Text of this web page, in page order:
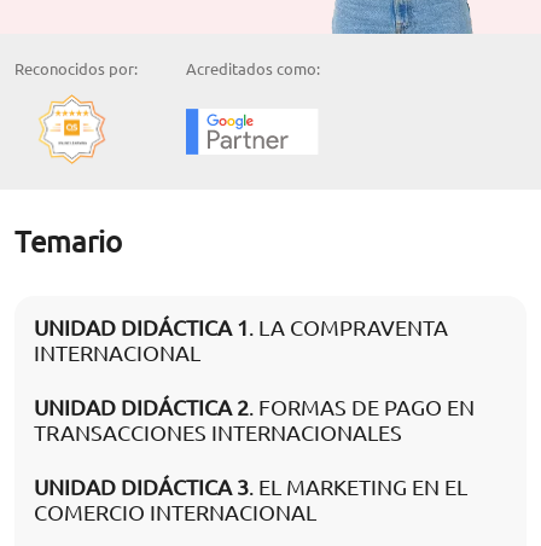
Reconocidos por: Acreditados como:
Temario
UNIDAD DIDÁCTICA 1. LA COMPRAVENTA
INTERNACIONAL
UNIDAD DIDÁCTICA 2. FORMAS DE PAGO EN
TRANSACCIONES INTERNACIONALES
UNIDAD DIDÁCTICA 3. EL MARKETING EN EL
COMERCIO INTERNACIONAL